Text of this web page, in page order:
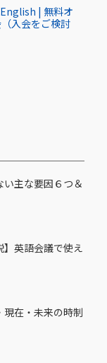
| 無料オ
入会をご検討
主な要因６つ＆
】英語会議で使え
在・未来の時制